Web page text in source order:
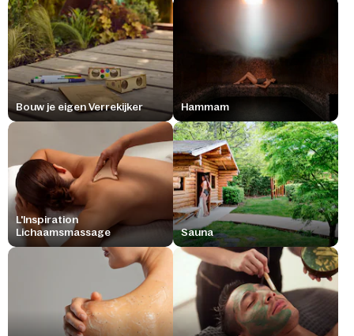
Bouw je eigen Verrekijker Hammam
L'Inspiration
Lichaamsmassage
Sauna